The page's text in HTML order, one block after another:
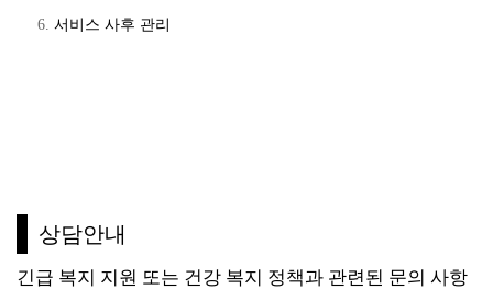
서비스 사후 관리
상담안내
긴급 복지 지원 또는 건강 복지 정책과 관련된 문의 사항